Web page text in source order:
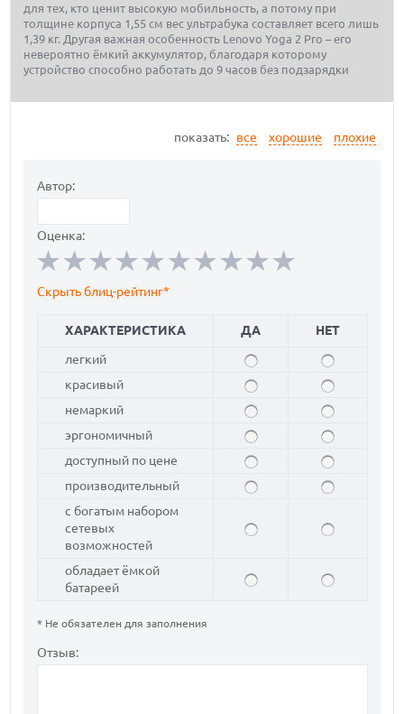
для тех, кто ценит высокую мобильность, а потому при
толщине корпуса 1,55 см вес ультрабука составляет всего лишь
1,39 кг. Другая важная особенность Lenovo Yoga 2 Pro – его
невероятно ёмкий аккумулятор, благодаря которому
устройство способно работать до 9 часов без подзарядки
показать: все хорошие плохие
Автор:
Оценка:
Скрыть блиц-рейтинг*
ХАРАКТЕРИСТИКА ДА
НЕТ
легкий
красивый
немаркий
эргономичный
доступный по цене
производительный
с богатым набором
сетевых
возможностей
обладает ёмкой
батареей
* Не обязателен для заполнения
Отзыв: